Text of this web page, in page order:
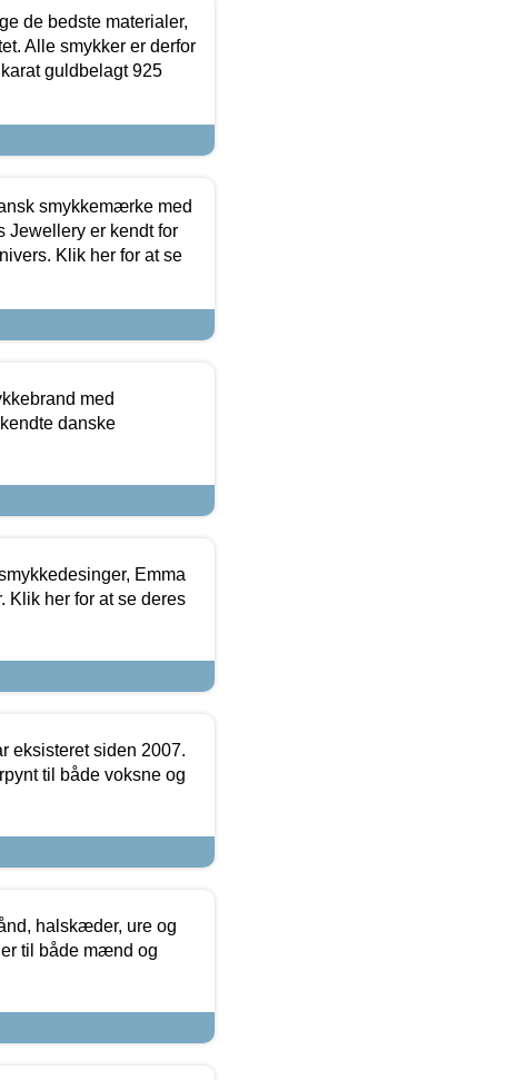
de bedste materialer,
Alle smykker er derfor
guldbelagt 925
smykkemærke med
Jewellery er kendt for
Klik her for at se
med
danske
Emma
Klik her for at se deres
eksisteret siden 2007.
til både voksne og
halskæder, ure og
til både mænd og